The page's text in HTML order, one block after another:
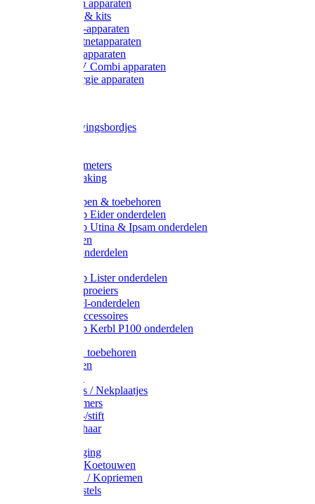
Onderdelen apparaten
Starter sets & kits
9V Batterij-apparaten
230V Lichtnetapparaten
12V Accu-apparaten
230V / 12V Combi apparaten
Zonne-energie apparaten
Waarschuwingsbordjes
Wegers en meters
Video bewaking
Weidepompen & toebehoren
Weidepomp Eider onderdelen
Weidepomp Utina & Ipsam onderdelen
Drinkbakken
Drinkbak onderdelen
Weidepomp Lister onderdelen
Nippels / Sproeiers
Drinknippel-onderdelen
Drinkbak accessoires
Weidepomp Kerbl P100 onderdelen
Oormerken toebehoren
Enkelbanden
Halsplaatjes / Nekplaatjes
Kokernummers
Merkspray-/stift
Veemerkschaar
Uierverzorging
Halsters & Koetouwen
Halsriemen / Kopriemen
Koerugborstels